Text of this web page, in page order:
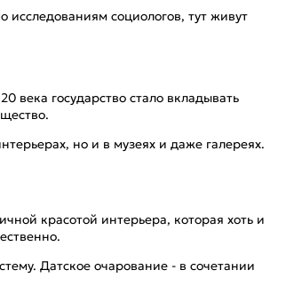
социологов, тут живут
века государство стало вкладывать
но и в музеях и даже галереях.
красотой интерьера, которая хоть и
Датское очарование - в сочетании